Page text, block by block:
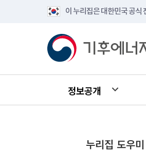
이 누리집은 대한민국 공식
정보공개
누리집 도우미